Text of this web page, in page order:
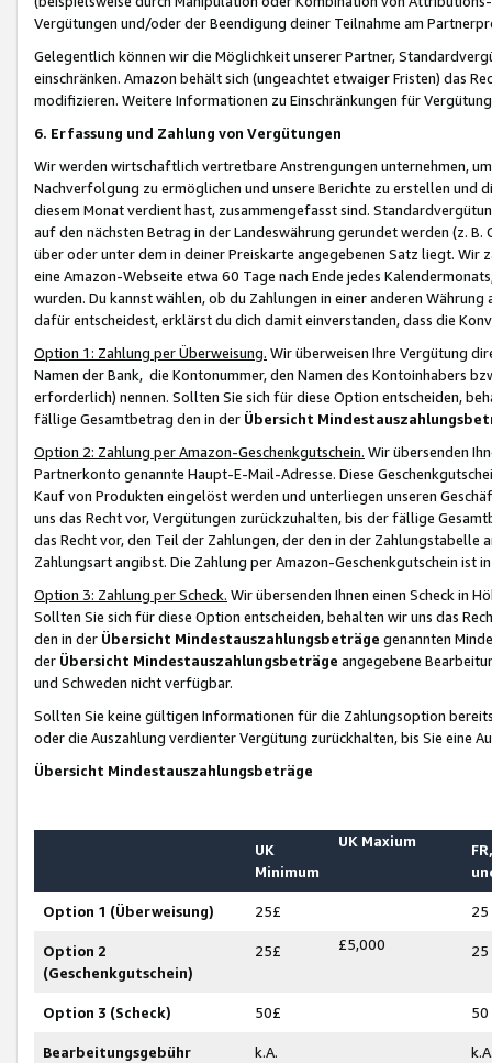
Vergütungen und/oder der Beendigung deiner Teilnahme am
Gelegentlich können wir die Möglichkeit unserer Partner,
einschränken. Amazon behält sich (ungeachtet etwaiger Fristen) das
modifizieren. Weitere Informationen zu Einschränkungen für
6. Erfassung und Zahlung von Vergütungen
Wir werden wirtschaftlich vertretbare Anstrengungen unternehmen,
Nachverfolgung zu ermöglichen und unsere Berichte zu erstellen und
diesem Monat verdient hast, zusammengefasst sind.
auf den nächsten Betrag in der Landeswährung gerundet werden (z.
über oder unter dem in deiner Preiskarte angegebenen Satz liegt.
eine Amazon-Webseite etwa 60 Tage nach Ende jedes
wurden. Du kannst wählen, ob du Zahlungen in einer anderen
dafür entscheidest, erklärst du dich damit einverstanden, dass die
Option 1: Zahlung per Überweisung. Wir überweisen Ihre Vergütung
Namen der Bank, die Kontonummer, den Namen des Kontoinhabers
erforderlich) nennen. Sollten Sie sich für diese Option entscheiden,
fällige Gesamtbetrag den in der Übersicht
Option 2: Zahlung per Amazon-Geschenkgutschein. Wir übersenden
Partnerkonto genannte Haupt-E-Mail-Adresse. Diese
Kauf von Produkten eingelöst werden und unterliegen unseren
uns das Recht vor, Vergütungen zurückzuhalten, bis der fällige
das Recht vor, den Teil der Zahlungen, der den in der
Zahlungsart angibst. Die Zahlung per Amazon-Geschenkgutschein ist
Option 3: Zahlung per Scheck. Wir übersenden Ihnen einen Scheck in
Sollten Sie sich für diese Option entscheiden, behalten wir uns das
den in der Übersicht Mindestauszahlungsbeträge genannten
der Übersicht Mindestauszahlungsbeträge angegebene
und Schweden nicht verfügbar.
Sollten Sie keine gültigen Informationen für die Zahlungsoption
oder die Auszahlung verdienter Vergütung zurückhalten, bis Sie
Übersicht Mindestauszahlungsbeträge
UK
Minimum
UK Maxium
Option 1 (Überweisung) 25£ 25
Option 2
(Geschenkgutschein)
25£ £5,000 25
Option 3 (Scheck) 50£ 50
Bearbeitungsgebühr
k.A.